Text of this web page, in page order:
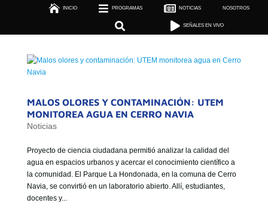
 INICIO  PROGRAMAS  NOTICIAS NOSOTROS
  SEÑALES EN VIVO
  SEÑALES EN VIVO
MALOS OLORES Y CONTAMINACIÓN: UTEM
MONITOREA AGUA EN CERRO NAVIA
Noticias
Proyecto de ciencia ciudadana permitió analizar la calidad del
agua en espacios urbanos y acercar el conocimiento científico a
la comunidad. El Parque La Hondonada, en la comuna de Cerro
Navia, se convirtió en un laboratorio abierto. Allí, estudiantes,
docentes y...